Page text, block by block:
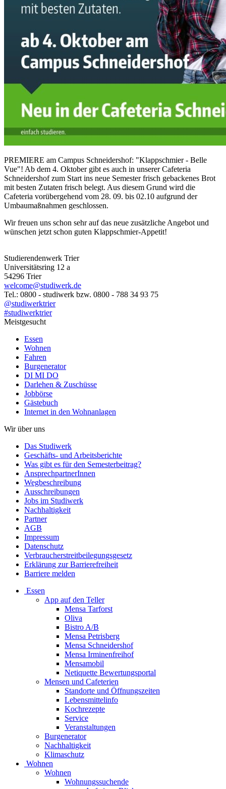
PREMIERE am Campus Schneidershof: "Klappschmier - Belle
Vue"! Ab dem 4. Oktober gibt es auch in unserer Cafeteria
Schneidershof zum Start ins neue Semester frisch gebackenes Brot
mit besten Zutaten frisch belegt. Aus diesem Grund wird die
Cafeteria vorübergehend vom 28. 09. bis 02.10 aufgrund der
Umbaumaßnahmen geschlossen.
Wir freuen uns schon sehr auf das neue zusätzliche Angebot und
wünschen jetzt schon guten Klappschmier-Appetit!
Studierendenwerk Trier
Universitätsring 12 a
54296 Trier
welcome@studiwerk.de
Tel.: 0800 - studiwerk bzw. 0800 - 788 34 93 75
@studiwerktrier
#studiwerktrier
Meistgesucht
Essen
Wohnen
Fahren
Burgenerator
DI MI DO
Darlehen & Zuschüsse
Jobbörse
Gästebuch
Internet in den Wohnanlagen
Wir über uns
Das Studiwerk
Geschäfts- und Arbeitsberichte
Was gibt es für den Semesterbeitrag?
AnsprechpartnerInnen
Wegbeschreibung
Ausschreibungen
Jobs im Studiwerk
Nachhaltigkeit
Partner
AGB
Impressum
Datenschutz
Verbraucherstreitbeilegungsgesetz
Erklärung zur Barrierefreiheit
Barriere melden
Essen
App auf den Teller
Mensa Tarforst
Oliva
Bistro A/B
Mensa Petrisberg
Mensa Schneidershof
Mensa Irminenfreihof
Mensamobil
Netiquette Bewertungsportal
Mensen und Cafeterien
Standorte und Öffnungszeiten
Lebensmittelinfo
Kochrezepte
Service
Veranstaltungen
Burgenerator
Nachhaltigkeit
Klimaschutz
Wohnen
Wohnen
Wohnungssuchende